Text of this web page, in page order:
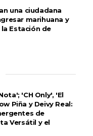
una ciudadana
marihuana y
Estación de
'CH Only', 'El
Piña y Deivy Real:
de
Versátil y el